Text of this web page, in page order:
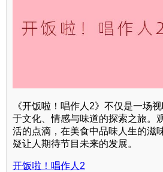
《开饭啦！唱作人2》不仅是一场
于文化、情感与味道的探索之旅。
活的点滴，在美食中品味人生的滋
疑让人期待节目未来的发展。
开饭啦！唱作人2